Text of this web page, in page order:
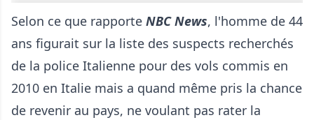
Selon ce que rapporte NBC News, l'homme de 44
ans figurait sur la liste des suspects recherchés
de la police Italienne pour des vols commis en
2010 en Italie mais a quand même pris la chance
de revenir au pays, ne voulant pas rater la